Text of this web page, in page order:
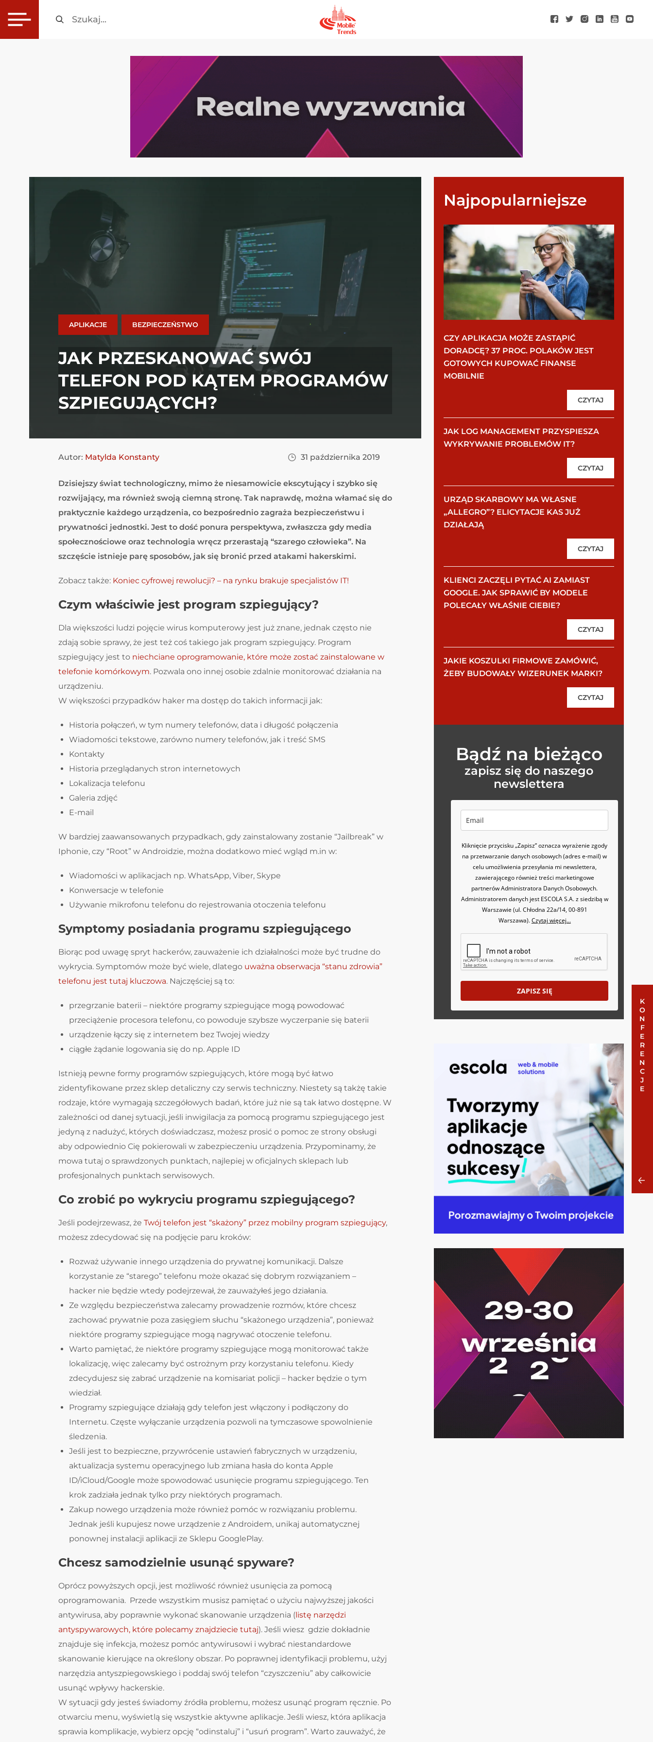
Szukaj
KONFERENCJE
APLIKACJE BEZPIECZEŃSTWO
JAK PRZESKANOWAĆ SWÓJ
TELEFON POD KĄTEM PROGRAMÓW
SZPIEGUJĄCYCH?
Autor: Matylda Konstanty 31 października 2019
Dzisiejszy świat technologiczny, mimo że niesamowicie ekscytujący i szybko się
rozwijający, ma również swoją ciemną stronę. Tak naprawdę, można włamać się do
praktycznie każdego urządzenia, co bezpośrednio zagraża bezpieczeństwu i
prywatności jednostki. Jest to dość ponura perspektywa, zwłaszcza gdy media
społecznościowe oraz technologia wręcz przerastają “szarego człowieka”. Na
szczęście istnieje parę sposobów, jak się bronić przed atakami hakerskimi.
Zobacz także: Koniec cyfrowej rewolucji? – na rynku brakuje specjalistów IT!
Czym właściwie jest program szpiegujący?
Dla większości ludzi pojęcie wirus komputerowy jest już znane, jednak często nie
zdają sobie sprawy, że jest też coś takiego jak program szpiegujący. Program
szpiegujący jest to niechciane oprogramowanie, które może zostać zainstalowane w
telefonie komórkowym. Pozwala ono innej osobie zdalnie monitorować działania na
urządzeniu.
W większości przypadków haker ma dostęp do takich informacji jak:
Historia połączeń, w tym numery telefonów, data i długość połączenia
Wiadomości tekstowe, zarówno numery telefonów, jak i treść SMS
Kontakty
Historia przeglądanych stron internetowych
Lokalizacja telefonu
Galeria zdjęć
E-mail
W bardziej zaawansowanych przypadkach, gdy zainstalowany zostanie “Jailbreak” w
Iphonie, czy “Root” w Androidzie, można dodatkowo mieć wgląd m.in w:
Wiadomości w aplikacjach np. WhatsApp, Viber, Skype
Konwersacje w telefonie
Używanie mikrofonu telefonu do rejestrowania otoczenia telefonu
Symptomy posiadania programu szpiegującego
Biorąc pod uwagę spryt hackerów, zauważenie ich działalności może być trudne do
wykrycia. Symptomów może być wiele, dlatego uważna obserwacja “stanu zdrowia”
telefonu jest tutaj kluczowa. Najczęściej są to:
przegrzanie baterii – niektóre programy szpiegujące mogą powodować
przeciążenie procesora telefonu, co powoduje szybsze wyczerpanie się baterii
urządzenie łączy się z internetem bez Twojej wiedzy
ciągłe żądanie logowania się do np. Apple ID
Istnieją pewne formy programów szpiegujących, które mogą być łatwo
zidentyfikowane przez sklep detaliczny czy serwis techniczny. Niestety są takżę takie
rodzaje, które wymagają szczegółowych badań, które już nie są tak łatwo dostępne. W
zależności od danej sytuacji, jeśli inwigilacja za pomocą programu szpiegującego jest
jedyną z nadużyć, których doświadczasz, możesz prosić o pomoc ze strony obsługi
aby odpowiednio Cię pokierowali w zabezpieczeniu urządzenia. Przypominamy, że
mowa tutaj o sprawdzonych punktach, najlepiej w oficjalnych sklepach lub
profesjonalnych punktach serwisowych.
Co zrobić po wykryciu programu szpiegującego?
Jeśli podejrzewasz, że Twój telefon jest “skażony” przez mobilny program szpiegujący,
możesz zdecydować się na podjęcie paru kroków:
Rozważ używanie innego urządzenia do prywatnej komunikacji. Dalsze
korzystanie ze “starego” telefonu może okazać się dobrym rozwiązaniem –
hacker nie będzie wtedy podejrzewał, że zauważyłeś jego działania.
Ze względu bezpieczeństwa zalecamy prowadzenie rozmów, które chcesz
zachować prywatnie poza zasięgiem słuchu “skażonego urządzenia”, ponieważ
niektóre programy szpiegujące mogą nagrywać otoczenie telefonu.
Warto pamiętać, że niektóre programy szpiegujące mogą monitorować także
lokalizację, więc zalecamy być ostrożnym przy korzystaniu telefonu. Kiedy
zdecydujesz się zabrać urządzenie na komisariat policji – hacker będzie o tym
wiedział.
Programy szpiegujące działają gdy telefon jest włączony i podłączony do
Internetu. Częste wyłączanie urządzenia pozwoli na tymczasowe spowolnienie
śledzenia.
Jeśli jest to bezpieczne, przywrócenie ustawień fabrycznych w urządzeniu,
aktualizacja systemu operacyjnego lub zmiana hasła do konta Apple
ID/iCloud/Google może spowodować usunięcie programu szpiegującego. Ten
krok zadziała jednak tylko przy niektórych programach.
Zakup nowego urządzenia może również pomóc w rozwiązaniu problemu.
Jednak jeśli kupujesz nowe urządzenie z Androidem, unikaj automatycznej
ponownej instalacji aplikacji ze Sklepu GooglePlay.
Chcesz samodzielnie usunąć spyware?
Oprócz powyższych opcji, jest możliwość również usunięcia za pomocą
oprogramowania. Przede wszystkim musisz pamiętać o użyciu najwyższej jakości
antywirusa, aby poprawnie wykonać skanowanie urządzenia (listę narzędzi
antyspywarowych, które polecamy znajdziecie tutaj). Jeśli wiesz gdzie dokładnie
znajduje się infekcja, możesz pomóc antywirusowi i wybrać niestandardowe
skanowanie kierujące na określony obszar. Po poprawnej identyfikacji problemu, użyj
narzędzia antyszpiegowskiego i poddaj swój telefon “czyszczeniu” aby całkowicie
usunąć wpływy hackerskie.
W sytuacji gdy jesteś świadomy źródła problemu, możesz usunąć program ręcznie. Po
otwarciu menu, wyświetlą się wszystkie aktywne aplikacje. Jeśli wiesz, która aplikacja
sprawia komplikacje, wybierz opcję “odinstaluj” i “usuń program”. Warto zauważyć, że
Najpopularniejsze
CZY APLIKACJA MOŻE ZASTĄPIĆ
DORADCĘ? 37 PROC. POLAKÓW JEST
GOTOWYCH KUPOWAĆ FINANSE
MOBILNIE
CZYTAJ
JAK LOG MANAGEMENT PRZYSPIESZA
WYKRYWANIE PROBLEMÓW IT?
CZYTAJ
URZĄD SKARBOWY MA WŁASNE
„ALLEGRO”? ELICYTACJE KAS JUŻ
DZIAŁAJĄ
CZYTAJ
KLIENCI ZACZĘLI PYTAĆ AI ZAMIAST
GOOGLE. JAK SPRAWIĆ BY MODELE
POLECAŁY WŁAŚNIE CIEBIE?
CZYTAJ
JAKIE KOSZULKI FIRMOWE ZAMÓWIĆ,
ŻEBY BUDOWAŁY WIZERUNEK MARKI?
CZYTAJ
Bądź na bieżąco
zapisz się do naszego
newslettera
Kliknięcie przycisku „Zapisz” oznacza wyrażenie zgody
na przetwarzanie danych osobowych (adres e-mail) w
celu umożliwienia przesyłania mi newslettera,
zawierającego również treści marketingowe
partnerów Administratora Danych Osobowych.
Administratorem danych jest ESCOLA S.A. z siedzibą w
Warszawie (ul. Chłodna 22a/14, 00-891
Warszawa).Czytaj więcej...
ZAPISZ SIĘ